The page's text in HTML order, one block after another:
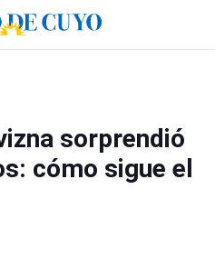
sorprendió
cómo sigue el